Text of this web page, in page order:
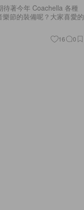
著今年 Coachella 各種
節的裝備呢？大家喜愛的
16 0